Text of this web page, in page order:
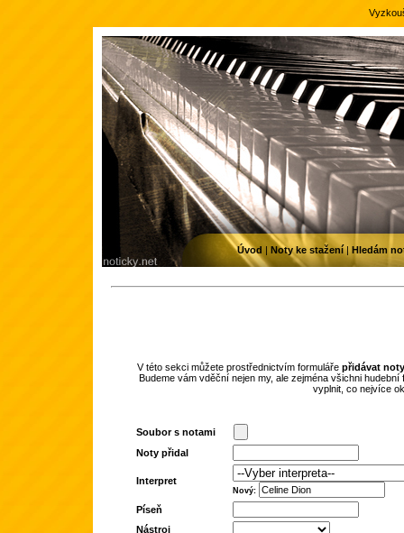
V této sekci můžete prostřednictvím formuláře přidávat noty
Budeme vám vděční nejen my, ale zejména všichni
vyplnit, co nejvíce
Soubor s notami
Noty přidal
Interpret
Nový:
Píseň
Nástroj
Úvod | Noty ke stažení| Hledám